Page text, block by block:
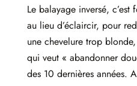
Le balayage inversé, c’est
au lieu d’éclaircir, pour
une chevelure trop
qui veut « abandonner
des 10 dernières années.